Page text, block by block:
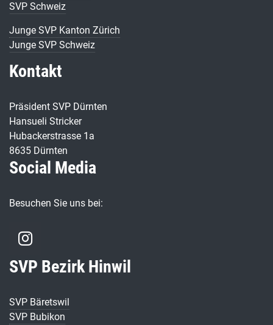
SVP Schweiz
Junge SVP Kanton Zürich
Junge SVP Schweiz
Kontakt
Präsident SVP Dürnten
Hansueli Stricker
Hubackerstrasse 1a
8635 Dürnten
Social Media
Besuchen Sie uns bei:
SVP Bezirk Hinwil
SVP Bäretswil
SVP Bubikon